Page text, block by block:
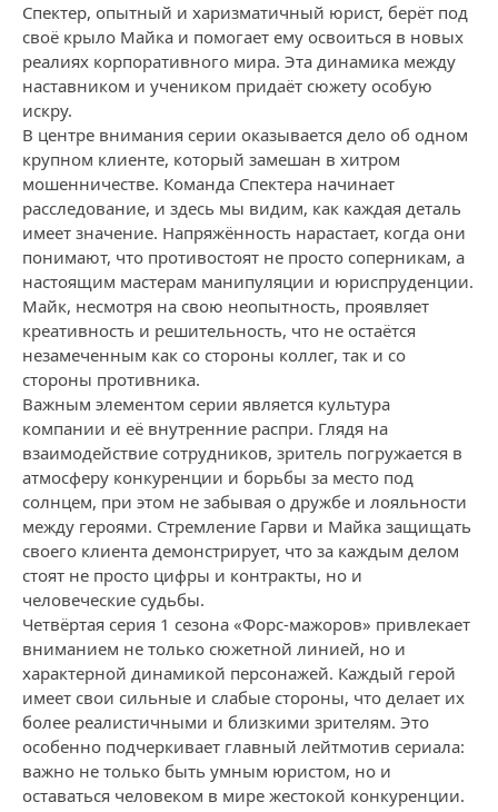
Спектер, опытный и харизматичный юрист, берёт под
своё крыло Майка и помогает ему освоиться в новых
реалиях корпоративного мира. Эта динамика между
наставником и учеником придаёт сюжету особую
искру.
В центре внимания серии оказывается дело об одном
крупном клиенте, который замешан в хитром
мошенничестве. Команда Спектера начинает
расследование, и здесь мы видим, как каждая деталь
имеет значение. Напряжённость нарастает, когда они
понимают, что противостоят не просто соперникам, а
настоящим мастерам манипуляции и юриспруденции.
Майк, несмотря на свою неопытность, проявляет
креативность и решительность, что не остаётся
незамеченным как со стороны коллег, так и со
стороны противника.
Важным элементом серии является культура
компании и её внутренние распри. Глядя на
взаимодействие сотрудников, зритель погружается в
атмосферу конкуренции и борьбы за место под
солнцем, при этом не забывая о дружбе и лояльности
между героями. Стремление Гарви и Майка защищать
своего клиента демонстрирует, что за каждым делом
стоят не просто цифры и контракты, но и
человеческие судьбы.
Четвёртая серия 1 сезона «Форс-мажоров» привлекает
вниманием не только сюжетной линией, но и
характерной динамикой персонажей. Каждый герой
имеет свои сильные и слабые стороны, что делает их
более реалистичными и близкими зрителям. Это
особенно подчеркивает главный лейтмотив сериала:
важно не только быть умным юристом, но и
оставаться человеком в мире жестокой конкуренции.